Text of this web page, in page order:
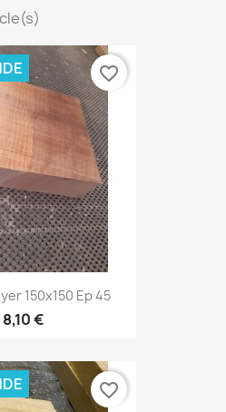
150x150 Ep 45
8,10 €
favorite_border
favorite_border